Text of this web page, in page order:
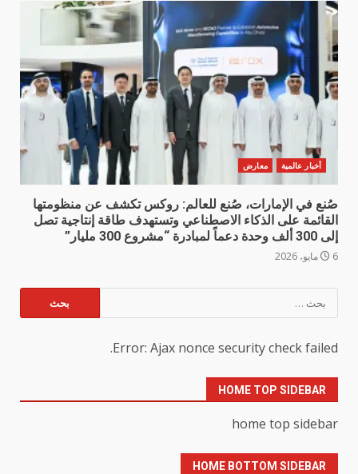
أخبار عالمية معارض
صُنع في الإمارات، صُنع للعالم: روكس تكشف عن منظومتها
القائمة على الذكاء الاصطناعي وتستهدف طاقة إنتاجية تصل
إلى 300 ألف وحدة دعماً لمبادرة “مشروع 300 مليار”
6 مايو، 2026
عن:
Error: Ajax nonce security check failed.
HOME TOP SIDEBAR
home top sidebar
HOME BOTTOM SIDEBAR